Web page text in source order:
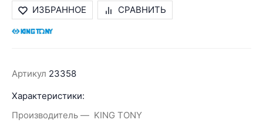
ИЗБРАННОЕ СРАВНИТЬ
Артикул 23358
Характеристики:
Производитель
KING TONY